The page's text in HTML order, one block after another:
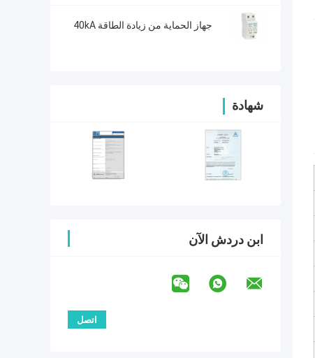
جهاز الحماية من زيادة الطاقة 40kA
شهادة
ابن دردش الآن